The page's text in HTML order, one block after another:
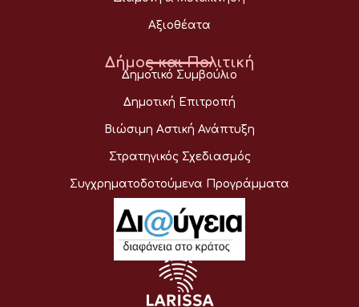
Αξιοθέατα
Δήμος και Πολιτική
Δημοτικό Συμβούλιο
Δημοτική Επιτροπή
Βιώσιμη Αστική Ανάπτυξη
Στρατηγικός Σχεδιασμός
Συγχρηματοδοτούμενα Προγράμματα